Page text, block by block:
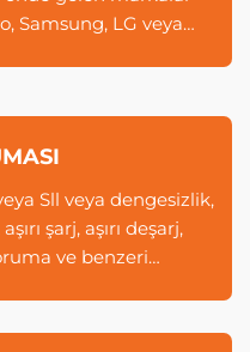
Samsung, LG veya
Sll veya dengesizlik,
şarj, aşırı deşarj,
ve benzeri